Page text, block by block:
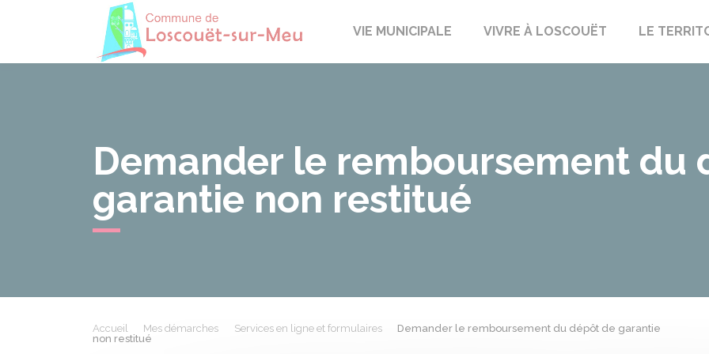
Loscouët-sur-Meu
VIE MUNICIPALE VIVRE À LOSCOUËT LE
Demander le remboursement du
garantie non restitué
Accueil Mes démarches Services en ligne et formulaires
Demander le remboursement du dépôt de garantie
non restitué